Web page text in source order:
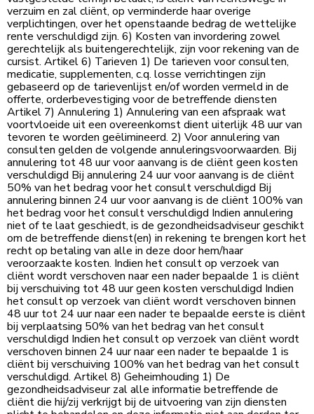
verzuim en zal cliënt, op verminderde haar overige
verplichtingen, over het openstaande bedrag de wettelijke
rente verschuldigd zijn. 6) Kosten van invordering zowel
gerechtelijk als buitengerechtelijk, zijn voor rekening van de
cursist. Artikel 6) Tarieven 1) De tarieven voor consulten,
medicatie, supplementen, c.q. losse verrichtingen zijn
gebaseerd op de tarievenlijst en/of worden vermeld in de
offerte, orderbevestiging voor de betreffende diensten
Artikel 7) Annulering 1) Annulering van een afspraak wat
voortvloeide uit een overeenkomst dient uiterlijk 48 uur van
tevoren te worden geëlimineerd. 2) Voor annulering van
consulten gelden de volgende annuleringsvoorwaarden. Bij
annulering tot 48 uur voor aanvang is de cliënt geen kosten
verschuldigd Bij annulering 24 uur voor aanvang is de cliënt
50% van het bedrag voor het consult verschuldigd Bij
annulering binnen 24 uur voor aanvang is de cliënt 100% van
het bedrag voor het consult verschuldigd Indien annulering
niet of te laat geschiedt, is de gezondheidsadviseur geschikt
om de betreffende dienst(en) in rekening te brengen kort het
recht op betaling van alle in deze door hem/haar
veroorzaakte kosten. Indien het consult op verzoek van
cliënt wordt verschoven naar een nader bepaalde 1 is cliënt
bij verschuiving tot 48 uur geen kosten verschuldigd Indien
het consult op verzoek van cliënt wordt verschoven binnen
48 uur tot 24 uur naar een nader te bepaalde eerste is cliënt
bij verplaatsing 50% van het bedrag van het consult
verschuldigd Indien het consult op verzoek van cliënt wordt
verschoven binnen 24 uur naar een nader te bepaalde 1 is
cliënt bij verschuiving 100% van het bedrag van het consult
verschuldigd. Artikel 8) Geheimhouding 1) De
gezondheidsadviseur zal alle informatie betreffende de
cliënt die hij/zij verkrijgt bij de uitvoering van zijn diensten